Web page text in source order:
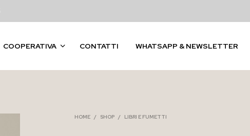
COOPERATIVA CONTATTI WHATSAPP & NEWSLETTER
HOME / SHOP / LIBRI E FUMETTI